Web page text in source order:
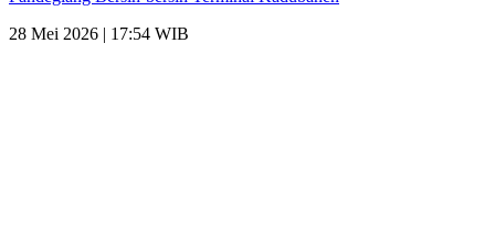
28 Mei 2026 | 17:54 WIB